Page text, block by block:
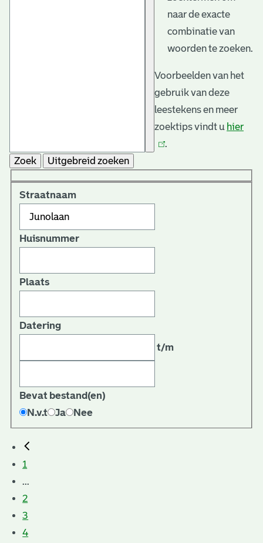
naar de exacte
combinatie van
woorden te zoeken.
Voorbeelden van het
gebruik van deze
leestekens en meer
zoektips vindt u hier
.
Zoek
Uitgebreid zoeken
Straatnaam
Huisnummer
Plaats
Datering
t/m
Bevat bestand(en)
N.v.t
Ja Nee
1
...
2
3
4